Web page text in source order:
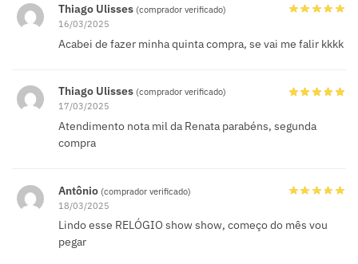
Thiago Ulisses (comprador verificado)
16/03/2025
Acabei de fazer minha quinta compra, se vai me falir kkkk
Thiago Ulisses (comprador verificado)
17/03/2025
Atendimento nota mil da Renata parabéns, segunda
compra
Antônio (comprador verificado)
18/03/2025
Lindo esse RELÓGIO show show, começo do mês vou
pegar